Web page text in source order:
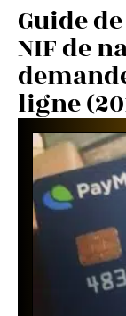
Guide
NIF de
ligne